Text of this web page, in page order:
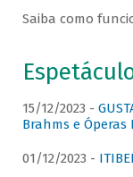
Saiba como
15/12/2023 -
Brahms e Óperas
01/12/2023 -